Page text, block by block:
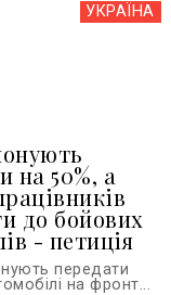
УКРАЇНА
на 50%, а
до бойових
- петиція
передати
на фронт...